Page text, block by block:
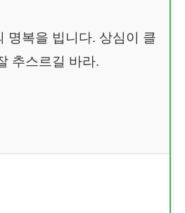
명복을 빕니다. 상심이 클
추스르길 바라.